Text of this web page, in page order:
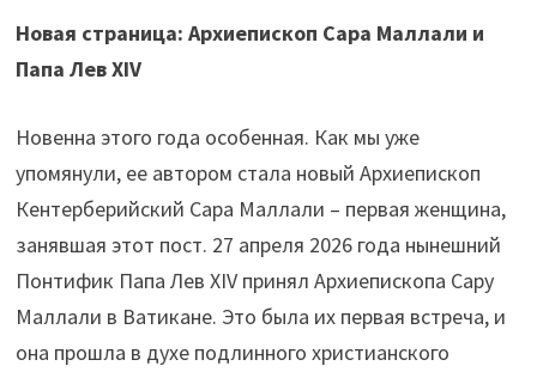
Новая страница: Архиепископ Сара Маллали и
Папа Лев XIV
Новенна этого года особенная. Как мы уже
упомянули, ее автором стала новый Архиепископ
Кентерберийский Сара Маллали – первая женщина,
занявшая этот пост. 27 апреля 2026 года нынешний
Понтифик Папа Лев XIV принял Архиепископа Сару
Маллали в Ватикане. Это была их первая встреча, и
она прошла в духе подлинного христианского